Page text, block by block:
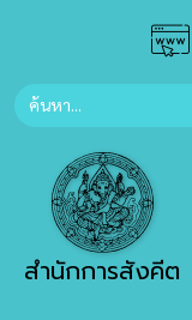
สำนักการสังคีต